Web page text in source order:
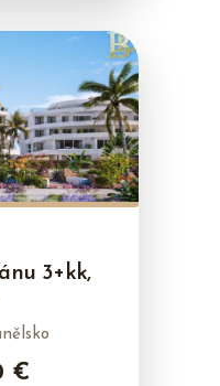
3+kk,
€